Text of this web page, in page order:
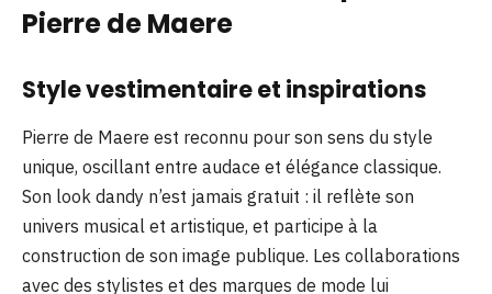
Pierre de Maere
Style vestimentaire et inspirations
Pierre de Maere est reconnu pour son sens du style
unique, oscillant entre audace et élégance classique.
Son look dandy n’est jamais gratuit : il reflète son
univers musical et artistique, et participe à la
construction de son image publique. Les collaborations
avec des stylistes et des marques de mode lui